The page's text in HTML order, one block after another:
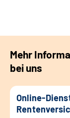
Mehr
bei uns
Online-